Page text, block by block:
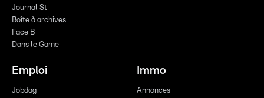
Journal St
Boîte à archives
Face B
Dans le Game
Emploi
Jobdag
Immo
Annonces